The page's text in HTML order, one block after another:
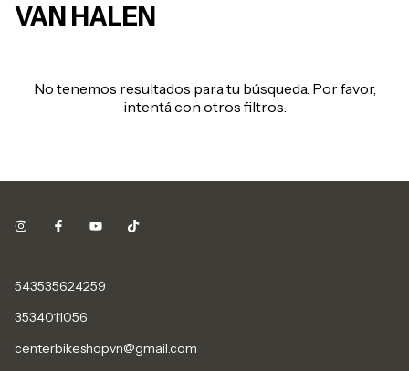
VAN HALEN
No tenemos resultados para tu búsqueda. Por favor,
intentá con otros filtros.
543535624259
3534011056
centerbikeshopvn@gmail.com